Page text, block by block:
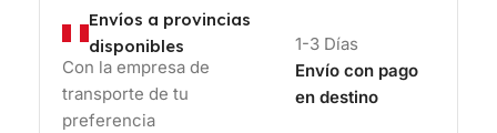
Envíos a provincias
disponibles
Con la empresa de
transporte de tu
preferencia
1-3 Días
Envío con pago
en destino